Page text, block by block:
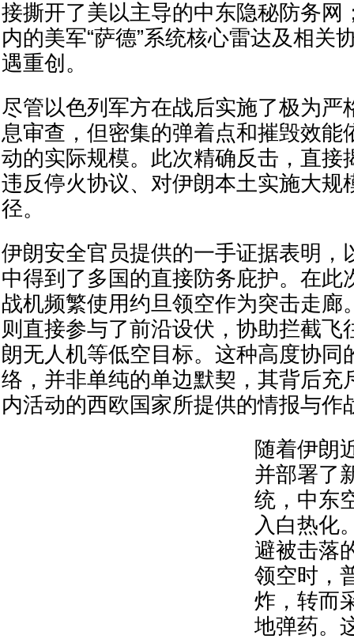
接撕开了美以主导的中东隐秘防务网
内的美军“萨德”系统核心雷达及相关
遇重创。
尽管以色列军方在战后实施了极为严
息审查，但密集的弹着点和摧毁效能
动的实际规模。此次精确反击，直接
违反停火协议、对伊朗本土实施大规
径。
伊朗安全官员提供的一手证据表明，
中得到了多国的直接防务庇护。在此
战机频繁使用约旦领空作为突击走廊
则直接参与了前沿设伏，协助拦截飞
朗无人机等低空目标。这种高度协同
络，并非单纯的单边默契，其背后充
内活动的西欧国家所提供的情报与作
随着伊朗
并部署了
统，中东
入白热化
避被击落
领空时，
炸，转而
地弹药。